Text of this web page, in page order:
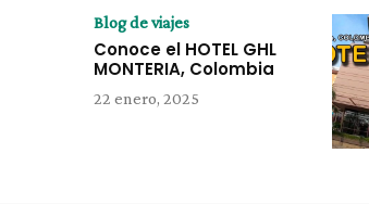
Blog de viajes
Conoce el HOTEL GHL
MONTERIA, Colombia
22 enero, 2025